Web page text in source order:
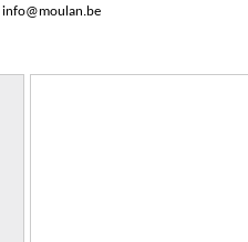
info@moulan.be